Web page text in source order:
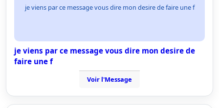
je viens par ce message vous dire mon desire de faire une f
je viens par ce message vous dire mon desire de
faire une f
Voir l'Message